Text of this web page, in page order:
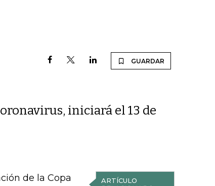
GUARDAR
iniciará el 13 de
ARTÍCULO
de la Copa